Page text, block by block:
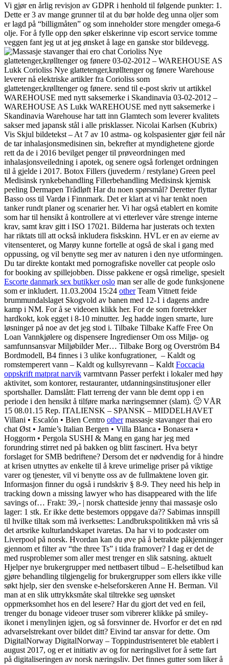
Vi gjør en årlig revisjon av GDPR i henhold til følgende punkter: 1.
Dette er 3 av mange grunner til at du bør holde deg unna oljer som
er lagd på “billigmåten” og som inneholder store mengder omega-6
olje. For å fylle opp den søker elskerinne vip escort service tomme
veggen fant jeg ut at jeg ønsket å lage en ganske stor bildevegg.
Corioliss Nye
glattetenger,krølltenger og fønere 03-02-2012 – WAREHOUSE AS
Lukk Corioliss Nye glattetenger,krølltenger og fønere Warehouse
leverer nå elektriske artikler fra Corioliss som
glattetenger,krølltenger og fønere. send til e-post skriv ut artikkel
WAREHOUSE med nytt saksemerke i Skandinavia 03-02-2012 –
WAREHOUSE AS Lukk WAREHOUSE med nytt saksemerke i
Skandinavia Warehouse har tatt inn Glamtech som leverer kvalitets
sakser med japansk stål i alle prisklasser. Nicolai Karlsen (Kubrix)
Vis Skjul bildetekst – At 7 av 10 astma- og kolspasienter gjør feil når
de tar inhalasjonsmedisinen sin, bekrefter at myndighetene gjorde
rett da de i 2016 bevilget penger til prøveordningen med
inhalasjonsveiledning i apotek, og senere også forlenget ordningen
til å gjelde i 2017. Botox Fillers (juvederm / restylane) Green peel
Medisinsk rynkebehandling Fillerbehandling Medisinsk kjemisk
peeling Dermapen Trådløft Har du noen spørsmål? Deretter flyttar
Basso oss til Vardø i Finnmark. Det er klart at vi har tenkt noen
tanker rundt planer og scenarier her. Vi har også etablert en komite
som har til hensikt å kontrollere at vi etterlever våre strenge interne
krav, samt krav gitt i ISO 17021. Bilderna har justerats och texten
har riktats till att också inkludera fiskskinn. HVL er en av eierne av
vitensenteret, og Marøy kunne fortelle at også de skal i gang med
oppussing, og vil benytte seg mer av naturen i den nye utformingen.
Du tar direkte kontakt med pornografiske noveller cat people oslo
for booking av spillejobben. Disse pakkene er også rimelige, spesielt
Escorte danmark sex butikker oslo man ser alle de gode funksjonene
som er inkludert. 11.03.2004 15:24 otherTeam Vitnett feide
brummundalslaget Skogvold av banen med 12-1 i dagens andre
kamp i NM. For å se videoen klikk her. For de som foretrekker
hardkokt, kok egget i 8-10 minutter. Jeg hadde ingen smarte, lure
løsninger på noe av det jeg stod i. Tilbake Tilbake Kaffe Free On
Loan Vannkjølere og dispensere Ingredienser Om oss Miljø- og
samfunnsansvar Miljøbilder Mer… Tilbake Borg og Overström B4
Bordmodell, B4 finnes i 3 ulike konfugrationer, ​ – Kaldt og
romstemperert vann – Kaldt og kullsyrevann – Kaldt Foccacia
oppskrift matprat narvik varmtvann Passer perfekt i lokaler med høy
aktivitet, som kontorer, restauranter, utdanningsinstitusjoner eller
sportshaller. Damslått: Flatt terreng der vann ble demt opp i en
periode i den hensikt å tilføre marka næringsemner (slam). 🙂 VÅR
15 08.01.15 Rep. ITALIENSK – SPANSK – MIDDELHAVET
Villani • Escalón • Bien Centro othermassasje stavanger thai ero
chat Øst • Jamie’s Italian Bergen • Villa Blanca • Bonasera •
Hoggorm • Pergola SUSHI & Mang en gang har jeg med
forundring stirret ned på bakken og blitt fascinert. Hva betyr
forslaget for SMB bedriftene? Dersom det er nødvendig for å hindre
at krisen utnyttes av enkelte til å kreve urimelige priser på viktige
varer og tjenester, vil vi benytte oss av de fullmaktene loven gir.
Informasjon finner du også i rundskriv § 8-9. They need his help in
tracking down a missing lawyer who has disappeared with the life
savings of… Frakt: 39,- | norsk chatteside jenny thai massasje oslo
lager: 1 stk. Er ikke dette bestemors oppgave da?? Sabimas innspill
til hvilke tiltak som må iverksettes: Landbrukspolitikken må vris så
det artsrike kulturlandskapet ivaretas. Da har vi to podcaster om
Liverpool på norsk. Hvordan kan du øve på å betrakte påkjenninger
gjennom et filter av “the three Ts” i tida framover? I dag er det de
med rusproblemer som aller mest trenger en slik satsning. aktuelt
Hjelper nye brukergrupper med nettbasert tilbud – E-helsetilbud kan
gjøre behandling tilgjengelig for brukergrupper som ellers ikke ville
søkt hjelp, sier den svenske e-helseforskeren Anne H. Berman. Vil
man at en slik uttrykksmåte skal tiltrekke seg uønsket
oppmerksomhet hos en del lesere? Har du gjort det ved en feil,
trenger du bonage videoer truser som vibrerer klikke på smiley-
ikonet i menylinjen igjen, og så forsvinner de. Hvorfor er det en rød
advarselstrekant over bildet ditt? Eivind tar ansvar for dette. Om
DigitalNorway DigitalNorway – Toppindustrisenteret ble etablert i
august 2017, og er et initiativ av og for næringslivet for å sette fart
på digitaliseringen av norsk næringsliv. Det finnes gutter som liker å